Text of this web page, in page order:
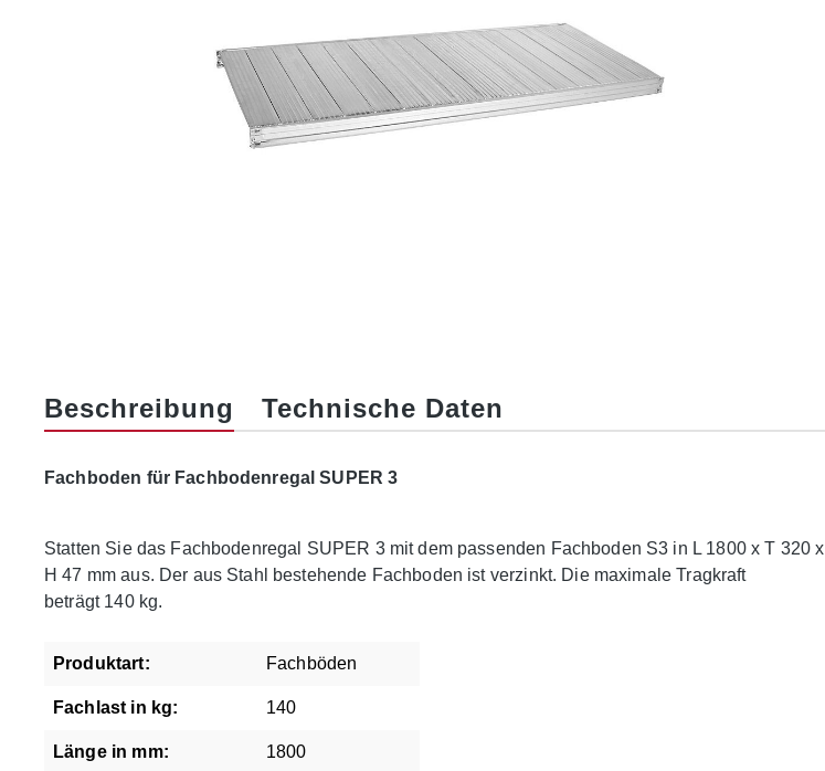
Beschreibung Technische Daten
Fachboden für Fachbodenregal SUPER 3
Statten Sie das Fachbodenregal SUPER 3 mit dem passenden Fachboden S3 in L 1800 x T 320 x
H 47 mm aus. Der aus Stahl bestehende Fachboden ist verzinkt. Die maximale Tragkraft
beträgt 140 kg.
Produktart: Fachböden
Fachlast in kg: 140
Länge in mm: 1800